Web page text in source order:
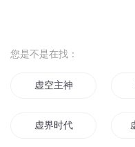
您是不是在找：
虚空主神
虚界时代